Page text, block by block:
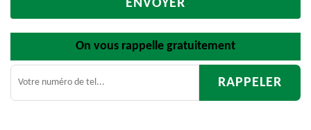
On vous rappelle gratuitement